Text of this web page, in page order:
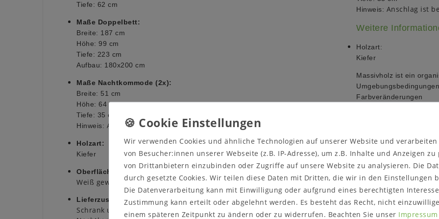
Tiefe: 62 cm
Maße Doppelbett:
Breite: 187 cm
Höhe: 99 cm
Tiefe: 223 cm
Aufbau: 180x200 cm
Maße Nachtkommode (2x):
Breite: 51 cm
Höhe: 64 cm
Tiefe: 35 cm
Hinweis: Anschlag ist beidseitig (links/rechts) montierbar.
Holzart:
Kiefer
Oberfläche:
Weiß gewachst
Lieferzustand:
Schrank und Doppelbett teilmontiert
Hinweis: Anschlag ist
Weitere
Holzart:
Kiefer
Massivholz ist ein
Farbveränderungen
und Rissbildungen
starke Lichtquellen, als
Weiße Oberflächen
Äste werden sichtbarer.
und ein Verziehen des
Werkstoff.
Oberfläche:
Weiß gewachst
Lieferumfang:
Wir verwenden Cookies und ähnliche Technologien auf unserer Website und
von Besucher:innen unserer Webseite (z.B. IP-Adresse), um z.B. Inhalte und Anzeigen
von Drittanbietern einzubinden oder Zugriffe auf unsere Website zu analysieren. Die
durch gesetzte Cookies. Wir teilen diese Daten mit Dritten, die wir in den Einstellungen
Die Datenverarbeitung kann mit Einwilligung oder aufgrund eines berechtigten
Zustimmung kann erteilt oder abgelehnt werden. Es besteht das Recht, nicht
einem späteren Zeitpunkt zu ändern oder zu widerrufen. Beachten Sie unser Impressum